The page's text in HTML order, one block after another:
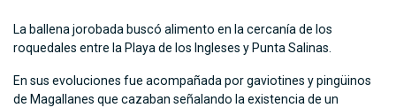
La ballena jorobada buscó alimento en la cercanía de los
roquedales entre la Playa de los Ingleses y Punta Salinas.
En sus evoluciones fue acompañada por gaviotines y pingüinos
de Magallanes que cazaban señalando la existencia de un